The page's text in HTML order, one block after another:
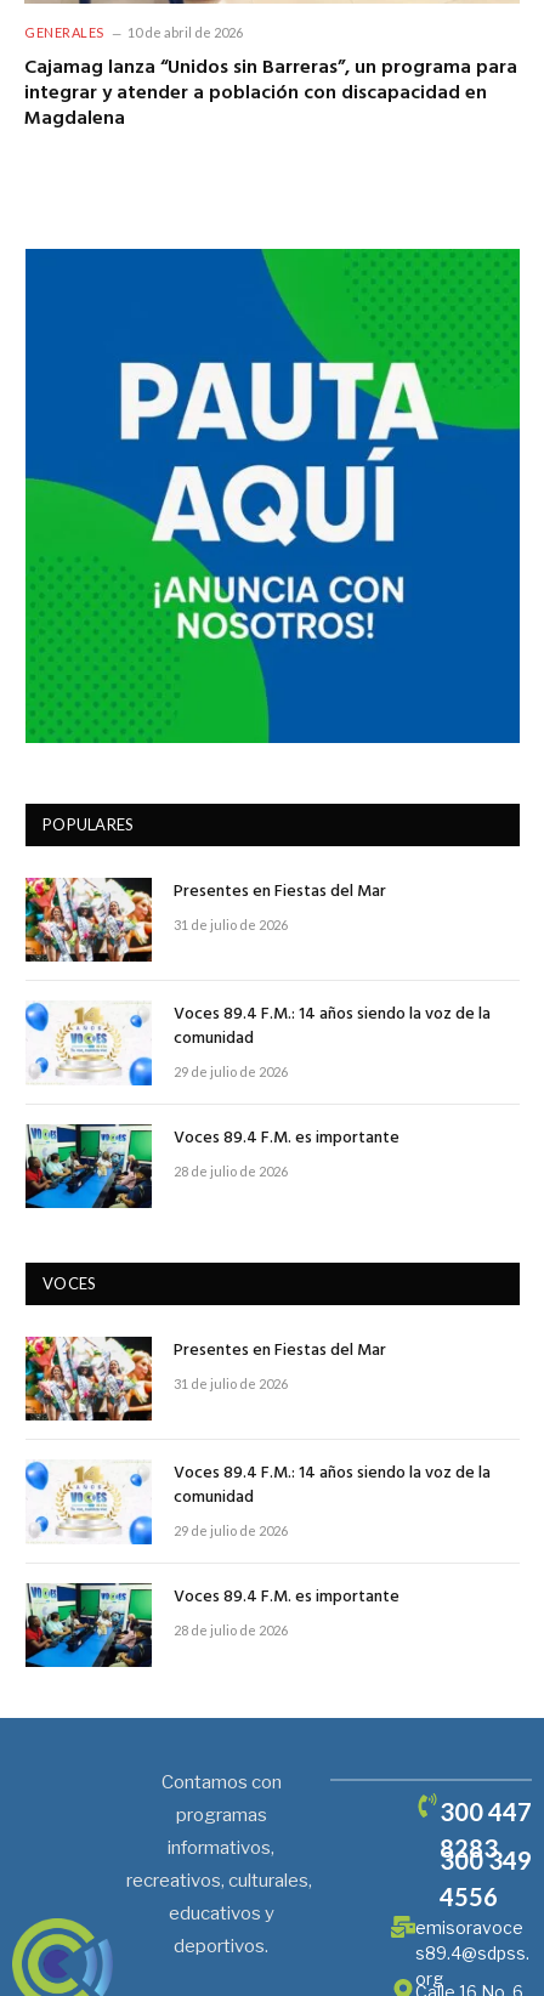
GENERALES 10 de abril de 2026
Cajamag lanza “Unidos sin Barreras”, un programa para
integrar y atender a población con discapacidad en
Magdalena
POPULARES
Presentes en Fiestas del Mar
31 de julio de 2026
Voces 89.4 F.M.: 14 años siendo la voz de la
comunidad
29 de julio de 2026
Voces 89.4 F.M. es importante
28 de julio de 2026
VOCES
Presentes en Fiestas del Mar
31 de julio de 2026
Voces 89.4 F.M.: 14 años siendo la voz de la
comunidad
29 de julio de 2026
Voces 89.4 F.M. es importante
28 de julio de 2026
Contamos con
programas
informativos,
recreativos, culturales,
educativos y
deportivos.
300 447
8283
300 349
4556
emisoravoce
s89.4@sdpss.
org
Calle 16 No. 6